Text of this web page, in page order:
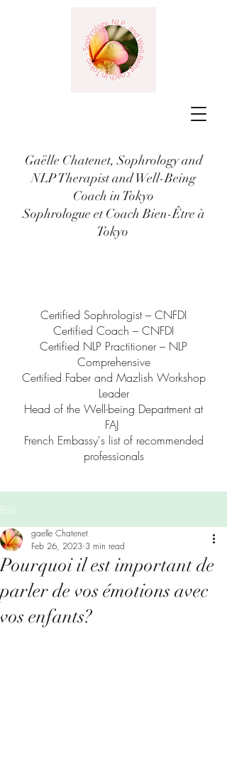
Gaëlle Chatenet, Sophrology and
NLP Therapist and Well-Being
Coach in Tokyo
Sophrologue et Coach Bien-Être à
Tokyo
Certified Sophrologist – CNFDI
Certified Coach – CNFDI
Certified NLP Practitioner – NLP
Comprehensive
Certified Faber and Mazlish Workshop
Leader
Head of the Well-being Department at
FAJ
French Embassy's list of recommended
professionals
Post
Pourquoi il est important de
parler de vos émotions avec
vos enfants?
gaelle Chatenet
Feb 26, 2023 3 min read